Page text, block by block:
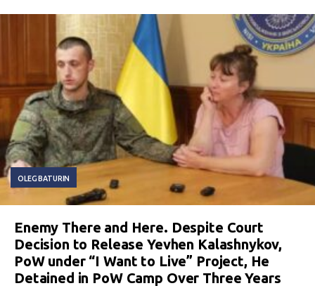
OLEG BATURIN
Enemy There and Here. Despite Court
Decision to Release Yevhen Kalashnykov,
PoW under “I Want to Live” Project, He
Detained in PoW Camp Over Three Years